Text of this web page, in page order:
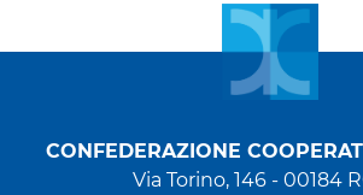
CONFEDERAZIONE
Via Torino, 146 - 00184